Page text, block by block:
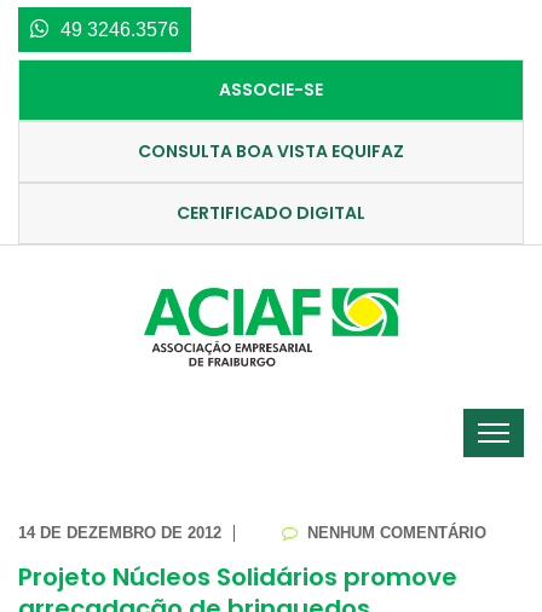
49 3246.3576
ASSOCIE-SE
CONSULTA BOA VISTA EQUIFAZ
CERTIFICADO DIGITAL
14 DE DEZEMBRO DE 2012 NENHUM COMENTÁRIO
Projeto Núcleos Solidários promove